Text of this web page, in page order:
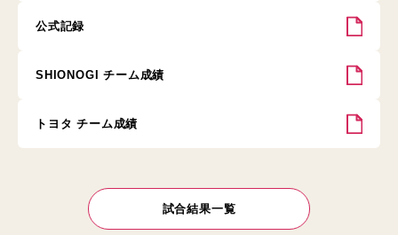
公式記録
SHIONOGI チーム成績
トヨタ チーム成績
試合結果一覧